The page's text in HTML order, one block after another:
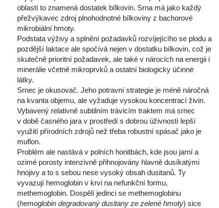
oblastí to znamená dostatek bílkovin. Srna má jako každý
přežvýkavec zdroj plnohodnotné bílkoviny z bachorové
mikrobiální hmoty.
Podstata výživy a splnění požadavků rozvíjejícího se plodu a
pozdější laktace ale spočívá nejen v dostatku bílkovin, což je
kutečně prioritní požadavek, ale také v nárocích na energii i
minerálie včetně mikroprvků a ostatní biologicky účinné
látky.
Srnec je okusovač. Jeho potravní strategie je méně náročná
na kvanta objemu, ale vyžaduje vysokou koncentrací živin.
Vybavený relativně subtilním trávicím traktem má srnec
v době časného jara v prostředí s dobrou úživností lepší
využití přírodních zdrojů než třeba robustní spásač jako je
muflon.
Problém ale nastává v polních honitbách, kde jsou jarní a
ozimé porosty intenzivně přihnojovány hlavně dusíkatými
hnojivy a to s sebou nese vysoký obsah dusitanů. Ty
vyvazují hemoglobin v krvi na nefunkční formu,
methemoglobin. Dospělí jedinci se methemoglobinu
(hemoglobin degradovaný dusitany ze zelené hmoty) sice